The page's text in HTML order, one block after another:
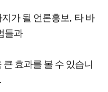
가 될 언론홍보, 타 바
들과
효과를 볼 수 있습니